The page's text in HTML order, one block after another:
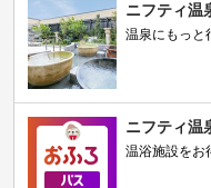
ニフティ温
温泉にもっと
ニフティ温
温浴施設をお